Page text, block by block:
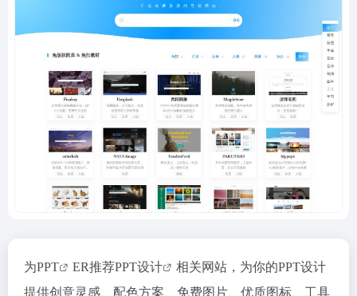
为PPT ER推荐PPT设计
相关网站，为你的PPT设计
提供创意灵感、配色方案、免费图片、优质图标、工具